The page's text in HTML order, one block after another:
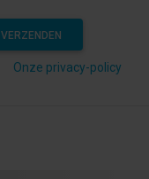
VERZENDEN
Onze privacy-policy